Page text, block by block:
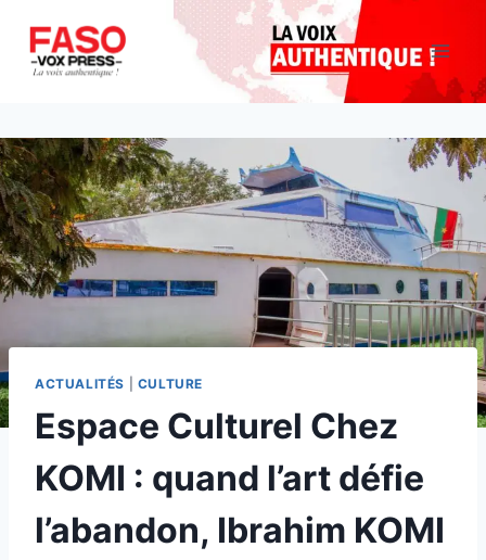
contenu
ACTUALITÉS CULTURE
Espace Culturel Chez
KOMI : quand l’art défie
l’abandon, Ibrahim KOMI